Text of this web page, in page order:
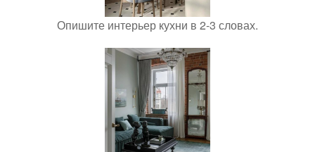
Опишите интерьер кухни в 2-3 словах.